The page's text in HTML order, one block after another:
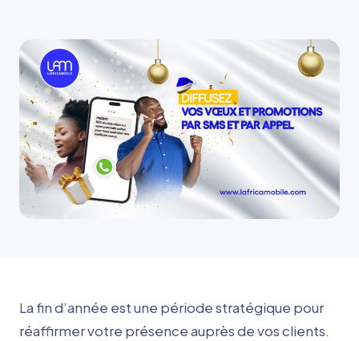
La fin d’année est une période stratégique pour
réaffirmer votre présence auprès de vos clients.